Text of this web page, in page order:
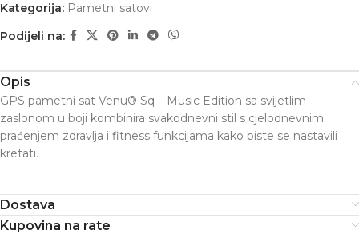
Kategorija: Pametni satovi
Podijeli na:
Opis
GPS pametni sat Venu® Sq – Music Edition sa svijetlim
zaslonom u boji kombinira svakodnevni stil s cjelodnevnim
praćenjem zdravlja i fitness funkcijama kako biste se nastavili
kretati.
Dostava
Kupovina na rate